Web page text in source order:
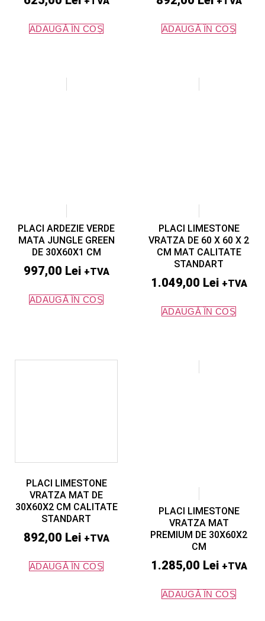
ADAUGĂ ÎN COȘ ADAUGĂ ÎN COȘ
PLACI ARDEZIE VERDE
MATA JUNGLE GREEN
DE 30X60X1 CM
997,00 Lei +TVA
ADAUGĂ ÎN COȘ
PLACI LIMESTONE
VRATZA DE 60 X 60 X 2
CM MAT CALITATE
STANDART
1.049,00 Lei +TVA
ADAUGĂ ÎN COȘ
PLACI LIMESTONE
VRATZA MAT DE
30X60X2 CM CALITATE
STANDART
892,00 Lei +TVA
ADAUGĂ ÎN COȘ
PLACI LIMESTONE
VRATZA MAT
PREMIUM DE 30X60X2
CM
1.285,00 Lei +TVA
ADAUGĂ ÎN COȘ